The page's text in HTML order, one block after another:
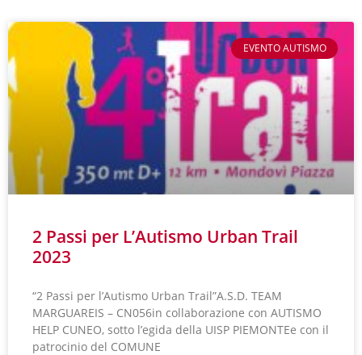
EVENTO AUTISMO
2 Passi per L’Autismo Urban Trail
2023
“2 Passi per l’Autismo Urban Trail”A.S.D. TEAM
MARGUAREIS – CN056in collaborazione con AUTISMO
HELP CUNEO, sotto l’egida della UISP PIEMONTEe con il
patrocinio del COMUNE